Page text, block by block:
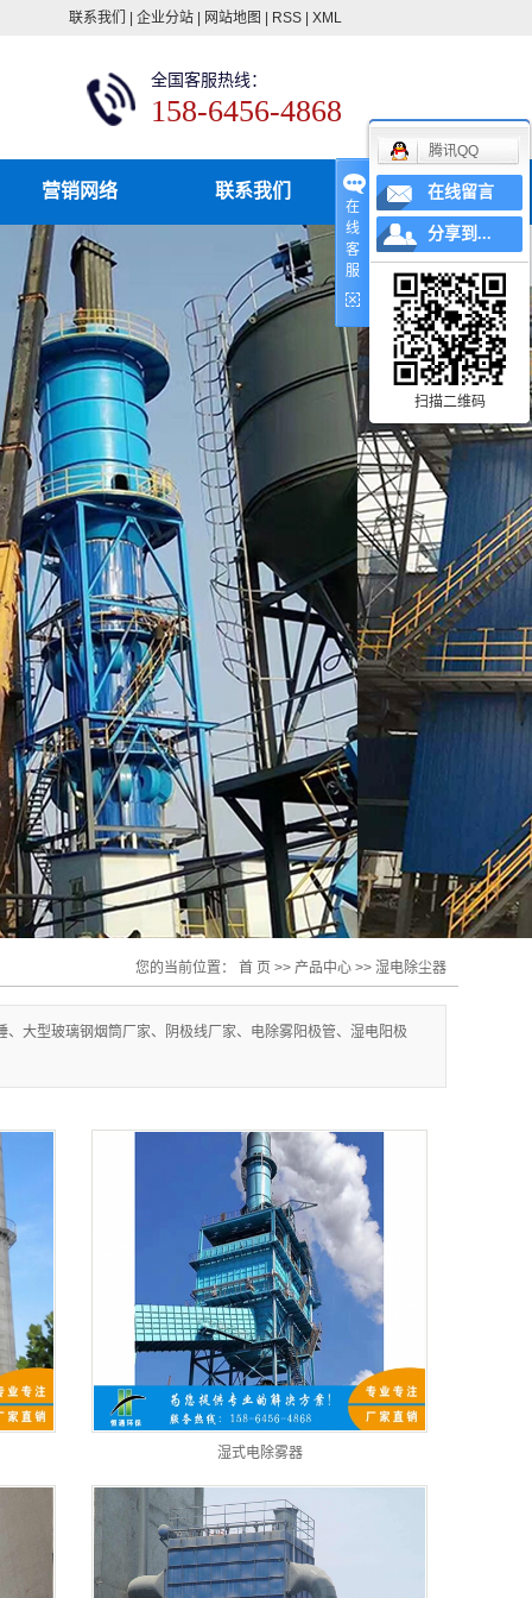
联系我们 企业分站 网站地图 RSS XML
全国客服热线：
158-6456-4868
营销网络 联系我们
您的当前位置： 首 页 >> 产品中心 >> 湿电除尘器
大型玻璃钢烟筒厂家、阴极线厂家、电除雾阳极管、湿电阳极
湿式电除雾器
在
线
客
服
腾讯QQ
在线留言
分享到...
扫描二维码